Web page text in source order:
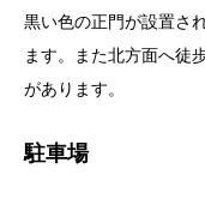
黒い色の正門が設置さ
ます。また北方面へ徒
があります。
駐車場